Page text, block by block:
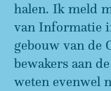
halen. Ik meld
van Informatie
gebouw van de
bewakers aan
weten evenwel